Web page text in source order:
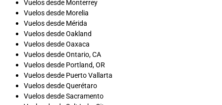
Vuelos desde Monterrey
Vuelos desde Morelia
Vuelos desde Mérida
Vuelos desde Oakland
Vuelos desde Oaxaca
Vuelos desde Ontario, CA
Vuelos desde Portland, OR
Vuelos desde Puerto Vallarta
Vuelos desde Querétaro
Vuelos desde Sacramento